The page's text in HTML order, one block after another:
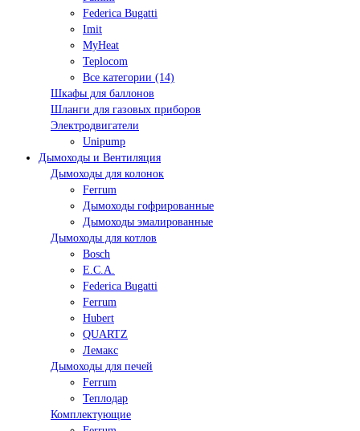
Federica Bugatti
Imit
MyHeat
Teplocom
Все категории (14)
Шкафы для баллонов
Шланги для газовых приборов
Электродвигатели
Unipump
Дымоходы и Вентиляция
Дымоходы для колонок
Ferrum
Дымоходы гофрированные
Дымоходы эмалированные
Дымоходы для котлов
Bosch
E.C.A.
Federica Bugatti
Ferrum
Hubert
QUARTZ
Лемакс
Дымоходы для печей
Ferrum
Теплодар
Комплектующие